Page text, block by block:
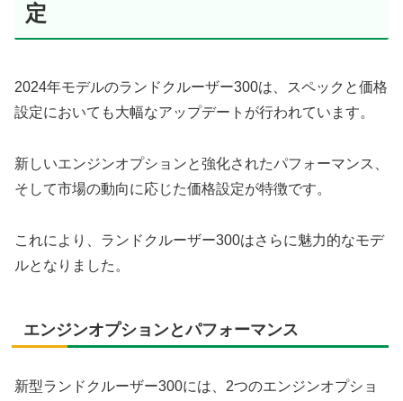
定
2024年モデルのランドクルーザー300は、スペックと価格
設定においても大幅なアップデートが行われています。
新しいエンジンオプションと強化されたパフォーマンス、
そして市場の動向に応じた価格設定が特徴です。
これにより、ランドクルーザー300はさらに魅力的なモデ
ルとなりました。
エンジンオプションとパフォーマンス
新型ランドクルーザー300には、2つのエンジンオプショ